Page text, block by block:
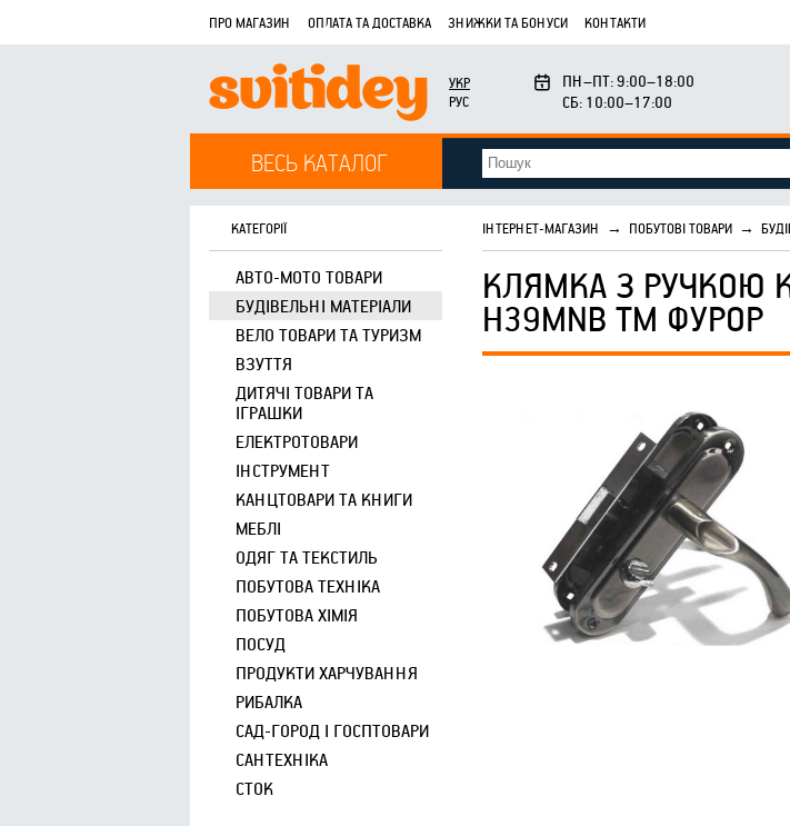
ПРО МАГАЗИН ОПЛАТА ТА ДОСТАВКА ЗНИЖКИ ТА БОНУСИ КОНТАКТИ
УКР
РУС
ПН–ПТ: 9:00–18:00
СБ: 10:00–17:00
ВЕСЬ КАТАЛОГ
КАТЕГОРІЇ
АВТО-МОТО ТОВАРИ
БУДІВЕЛЬНІ МАТЕРІАЛИ
ВЕЛО ТОВАРИ ТА ТУРИЗМ
ВЗУТТЯ
ДИТЯЧІ ТОВАРИ ТА
ІГРАШКИ
ЕЛЕКТРОТОВАРИ
ІНСТРУМЕНТ
КАНЦТОВАРИ ТА КНИГИ
МЕБЛІ
ОДЯГ ТА ТЕКСТИЛЬ
ПОБУТОВА ТЕХНІКА
ПОБУТОВА ХІМІЯ
ПОСУД
ПРОДУКТИ ХАРЧУВАННЯ
РИБАЛКА
САД-ГОРОД І ГОСПТОВАРИ
САНТЕХНІКА
СТОК
ІНТЕРНЕТ-МАГАЗИН → ПОБУТОВІ ТОВАРИ →
КЛЯМКА З РУЧКОЮ
H39MNB ТМ ФУРОР